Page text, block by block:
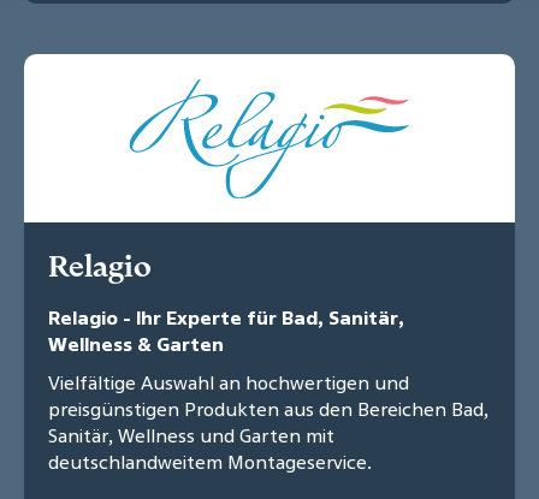
Relagio
Relagio - Ihr Experte für Bad, Sanitär,
Wellness & Garten
Vielfältige Auswahl an hochwertigen und
preisgünstigen Produkten aus den Bereichen Bad,
Sanitär, Wellness und Garten mit
deutschlandweitem Montageservice.